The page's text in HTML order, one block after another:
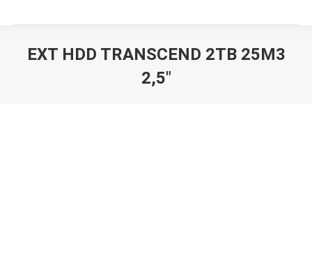
EXT HDD TRANSCEND 2TB 25M3
2,5″